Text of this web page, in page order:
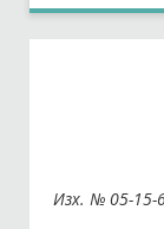
Актуално
Арбитражен
Изх. № 05-15-